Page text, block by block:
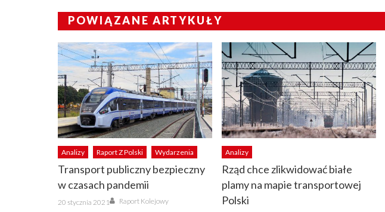
POWIĄZANE ARTYKUŁY
Analizy Raport Z Polski Wydarzenia
Transport publiczny bezpieczny
w czasach pandemii
Posted
on
20 stycznia 2021 Author
Raport Kolejowy
Analizy
Rząd chce zlikwidować białe
plamy na mapie transportowej
Polski